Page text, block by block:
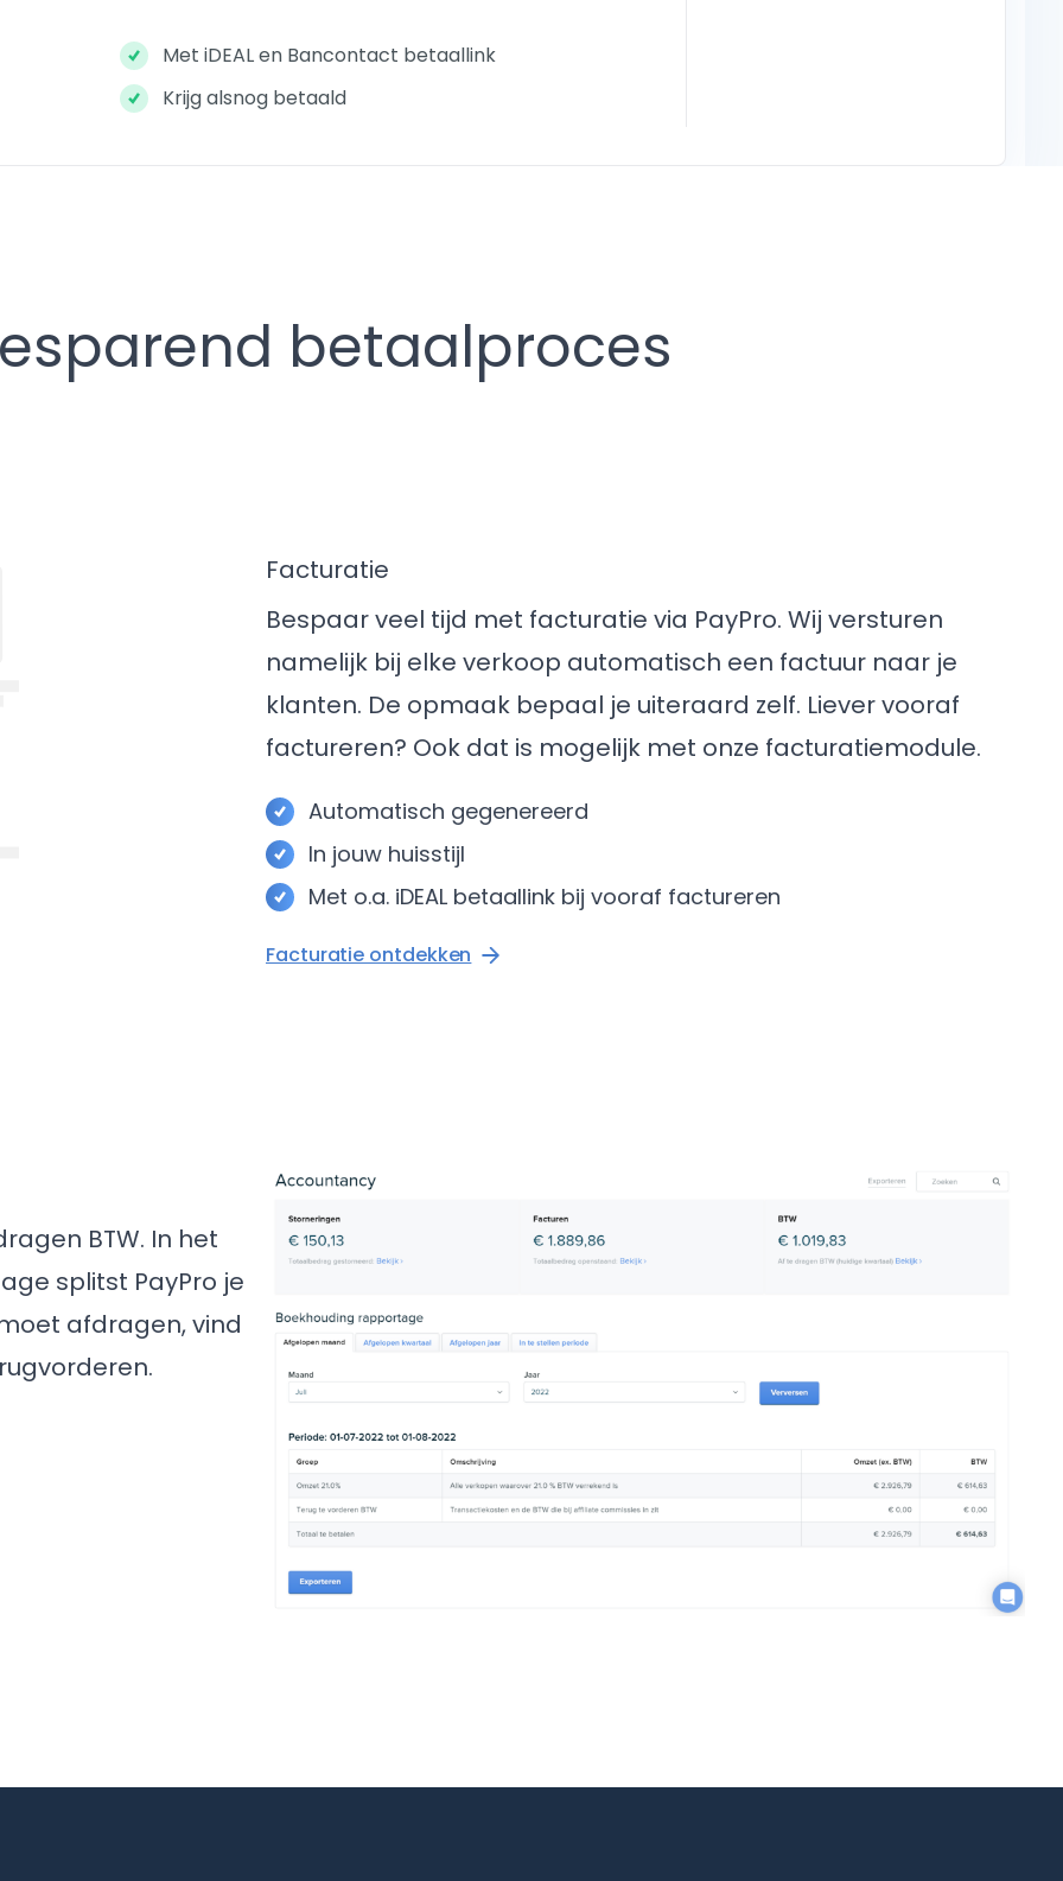
Met iDEAL en Bancontact betaallink
Krijg alsnog betaald
betaalproces
Facturatie
Bespaar veel tijd met facturatie via PayPro. Wij versturen
namelijk bij elke verkoop automatisch een factuur naar je
klanten. De opmaak bepaal je uiteraard zelf. Liever vooraf
factureren? Ook dat is mogelijk met onze facturatiemodule.
Automatisch gegenereerd
In jouw huisstijl
Met o.a. iDEAL betaallink bij vooraf factureren
Facturatie ontdekken
BTW. In het
splitst PayPro je
afdragen, vind